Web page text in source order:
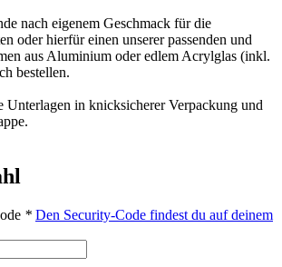
nach eigenem Geschmack für die
oder hierfür einen unserer passenden und
aus Aluminium oder edlem Acrylglas (inkl.
bestellen.
Unterlagen in knicksicherer Verpackung und
* Den Security-Code findest du auf deinem